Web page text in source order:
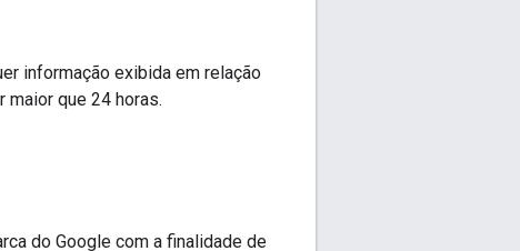
informação exibida em relação
que 24 horas.
do Google com a finalidade de